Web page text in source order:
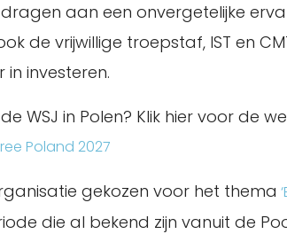
aan een onvergetelijke
de vrijwillige troepstaf, IST en
investeren.
WSJ in Polen? Klik hier voor de
Poland 2027
gekozen voor het thema
die al bekend zijn vanuit de